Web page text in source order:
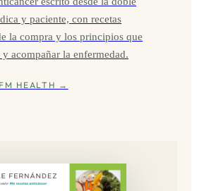
y paciente, con recetas
la compra y los principios que
acompañar la enfermedad.
HEALTH →